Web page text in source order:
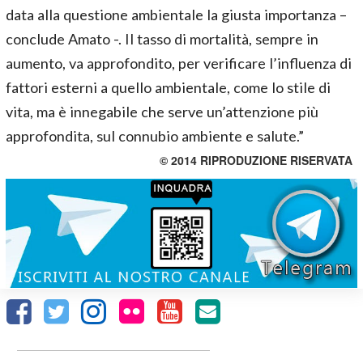
data alla questione ambientale la giusta importanza –
conclude Amato -. Il tasso di mortalità, sempre in
aumento, va approfondito, per verificare l’influenza di
fattori esterni a quello ambientale, come lo stile di
vita, ma è innegabile che serve un’attenzione più
approfondita, sul connubio ambiente e salute.”
© 2014 RIPRODUZIONE RISERVATA